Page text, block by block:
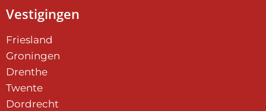
Vestigingen
Friesland
Groningen
Drenthe
Twente
Dordrecht